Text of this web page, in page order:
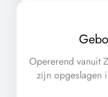
Opererend vanuit
zijn opgeslagen